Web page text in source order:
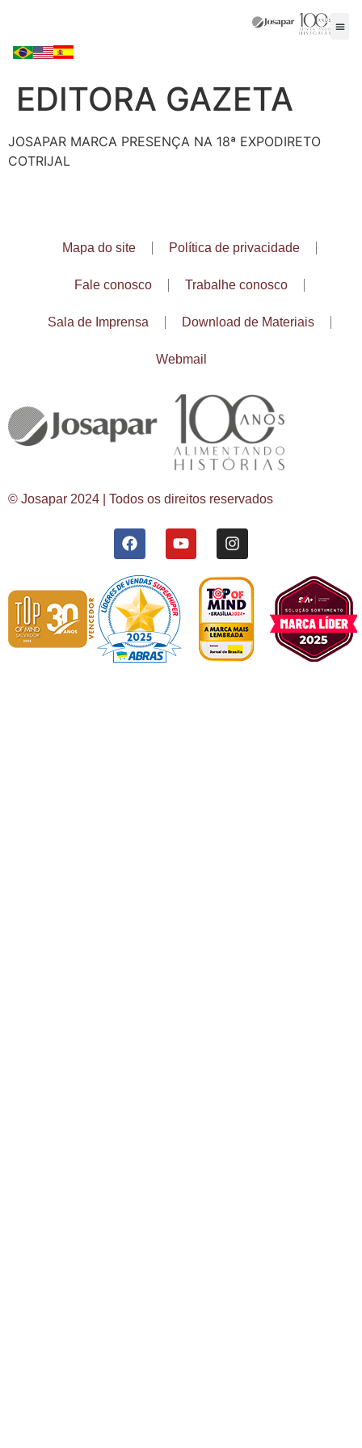
EDITORA GAZETA
JOSAPAR MARCA PRESENÇA NA 18ª EXPODIRETO
COTRIJAL
Mapa do site Política de privacidade
Fale conosco Trabalhe conosco
Sala de Imprensa Download de Materiais
Webmail
© Josapar 2024 | Todos os direitos reservados